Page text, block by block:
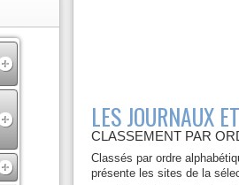
LES JOURNAUX
CLASSEMENT PAR
Classés par ordre
présente les sites de la